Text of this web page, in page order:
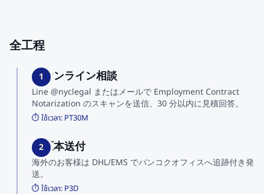
全工程
1
1. オンライン相談
Line @nyclegal またはメールで Employment Contract
Notarization のスキャンを送信、30 分以内に見積回答。
⏱️ ใช้เวลา: PT30M
2
2. 原本送付
海外のお客様は DHL/EMS でバンコクオフィスへ追跡付き発
送。
⏱️ ใช้เวลา: P3D